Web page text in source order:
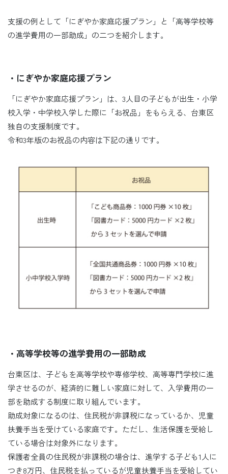
支援の例として「にぎやか家庭応援プラン」と「高等学校等
の進学費用の一部助成」の二つを紹介します。
・にぎやか家庭応援プラン
「にぎやか家庭応援プラン」は、3人目の子どもが出生・小学
校入学・中学校入学した際に「お祝品」をもらえる、台東区
独自の支援制度です。
令和3年版のお祝品の内容は下記の通りです。
・高等学校等の進学費用の一部助成
台東区は、子どもを高等学校や専修学校、高等専門学校に進
学させるのが、経済的に難しい家庭に対して、入学費用の一
部を助成する制度に取り組んでいます。
助成対象になるのは、住民税が非課税になっているか、児童
扶養手当を受けている家庭です。ただし、生活保護を受給し
ている場合は対象外になります。
保護者全員の住民税が非課税の場合は、進学する子ども1人に
つき8万円、住民税を払っているが児童扶養手当を受給してい